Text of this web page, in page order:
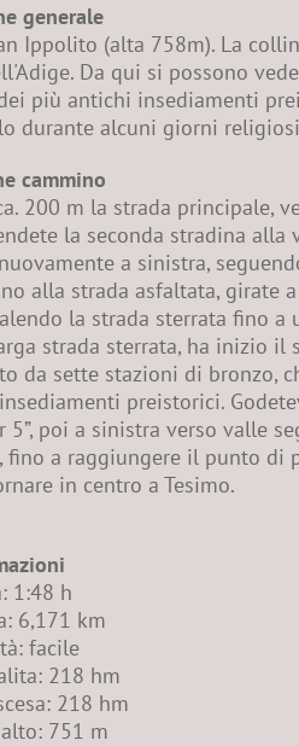
generale
Ippolito (alta 758m). La
Da qui si possono
più antichi insediamenti
durante alcuni giorni
cammino
200 m la strada principale,
la seconda stradina alla
a sinistra,
alla strada asfaltata, girate
la strada sterrata fino a
strada sterrata, ha inizio
da sette stazioni di bronzo,
preistorici.
poi a sinistra verso valle
a raggiungere il punto di
in centro a Tesimo.
1:48 h
6,171 km
facile
218 hm
218 hm
751 m